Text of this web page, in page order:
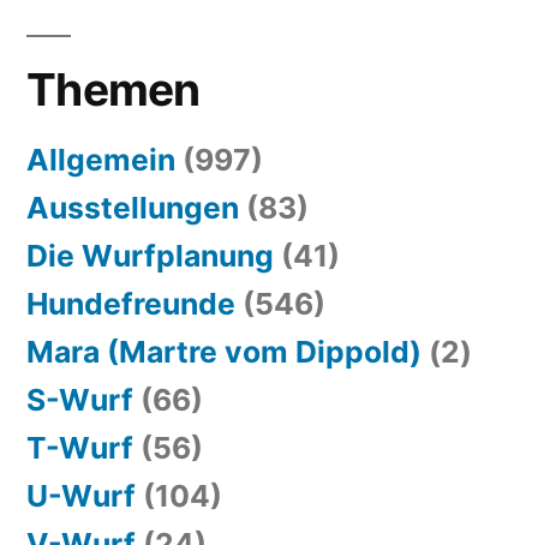
Themen
Allgemein (997)
Ausstellungen (83)
Die Wurfplanung (41)
Hundefreunde (546)
Mara (Martre vom Dippold) (2)
S-Wurf (66)
T-Wurf (56)
U-Wurf (104)